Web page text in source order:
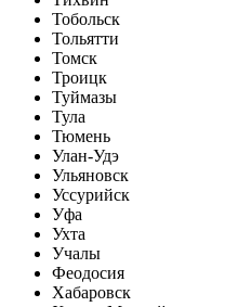
Тобольск
Тольятти
Томск
Троицк
Туймазы
Тула
Тюмень
Улан-Удэ
Ульяновск
Уссурийск
Уфа
Ухта
Учалы
Феодосия
Хабаровск